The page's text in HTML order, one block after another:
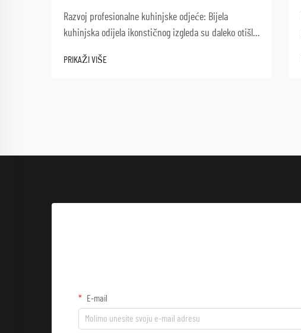
Razvoj profesionalne kuhinjske odjeće: Bijela
kuhinjska odijela ikonstičnog izgleda su daleko otišla
započelo kao praktično rješenje za demonstraciju
PRIKAŽI VIŠE
E-mail